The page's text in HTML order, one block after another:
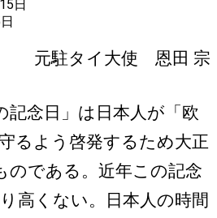
日
元駐タイ大使 恩田 宗
念日」は日本人が「欧
るよう啓発するため大正
のである。近年この記念
高くない。日本人の時間